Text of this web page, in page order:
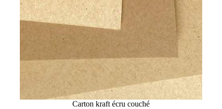
Carton kraft écru couché